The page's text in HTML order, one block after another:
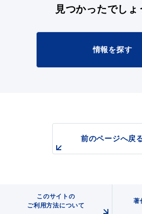
ダウンロード
見つかったでしょ
情報を探す
前のページへ戻
このサイトの
ご利用方法について
著